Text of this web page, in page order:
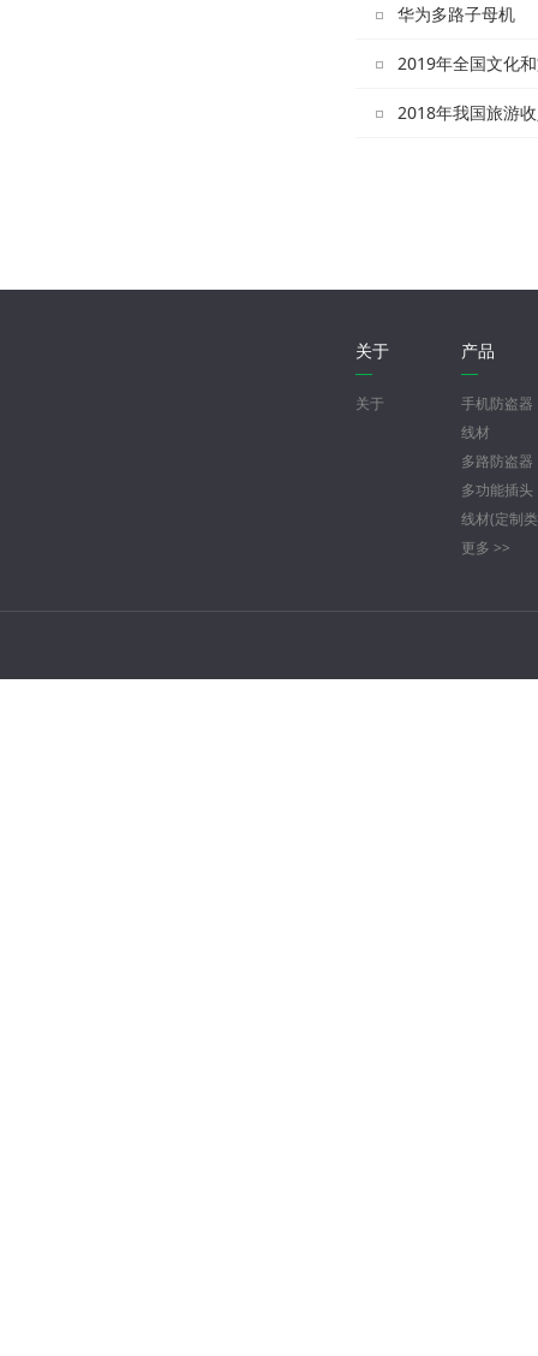
华为多路子母机
2019年全国文化
2018年我国旅游
关于
关于
产品
手机防盗器
线材
多路防盗器
多功能插头
线材(定制
更多 >>